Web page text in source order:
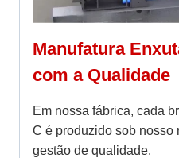
Manufatura
com a Qualidade
Em nossa fábrica, cada
C é produzido sob nosso
gestão de qualidade.